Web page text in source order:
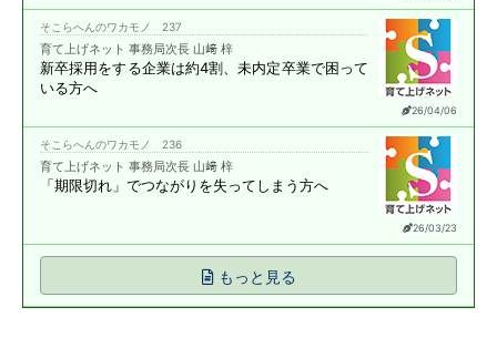
26/04/06
そこらへんのワカモノ 237
育て上げネット 事務局次長 山﨑 梓
新卒採用をする企業は約4割、未内定卒業で困って
いる方へ
26/03/23
そこらへんのワカモノ 236
育て上げネット 事務局次長 山﨑 梓
「期限切れ」でつながりを失ってしまう方へ
もっと見る